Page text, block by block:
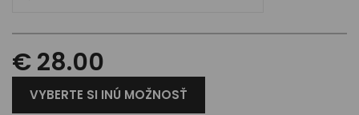
€ 28.00
VYBERTE SI INÚ MOŽNOSŤ